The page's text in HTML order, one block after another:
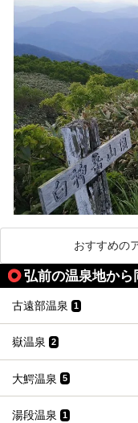
おすすめの
弘前の温泉地か
古遠部温泉 1
嶽温泉 2
大鰐温泉 5
湯段温泉 1